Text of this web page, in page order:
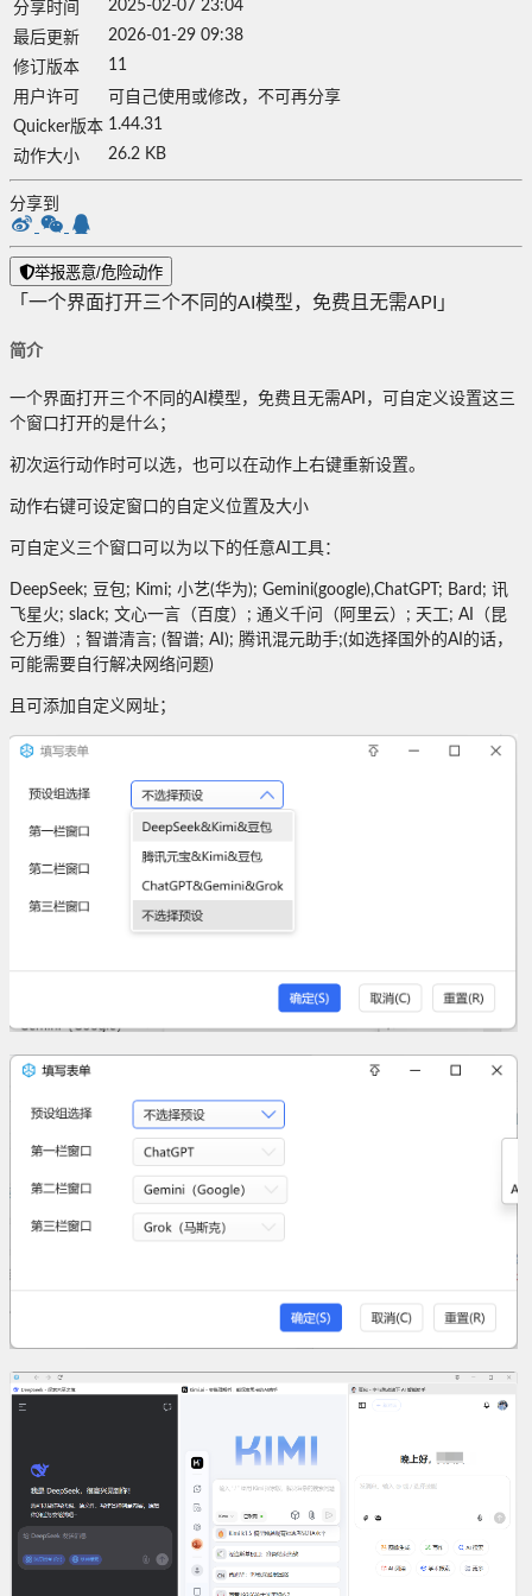
分享时间
2025-02-07 23:04
最后更新
2026-01-29 09:38
修订版本
11
用户许可
可自己使用或修改，不可再分享
Quicker版本 1.44.31
动作大小
26.2 KB
分享到
举报恶意/危险动作
「一个界面打开三个不同的AI模型，免费且无需API」
简介
一个界面打开三个不同的AI模型，免费且无需API，可自定义设置这三
个窗口打开的是什么；
初次运行动作时可以选，也可以在动作上右键重新设置。
动作右键可设定窗口的自定义位置及大小
可自定义三个窗口可以为以下的任意AI工具：
DeepSeek; 豆包; Kimi; 小艺(华为); Gemini(google),ChatGPT; Bard; 讯
飞星火; slack; 文心一言（百度）; 通义千问（阿里云）; 天工; AI（昆
仑万维）; 智谱清言; (智谱; AI); 腾讯混元助手;(如选择国外的AI的话，
可能需要自行解决网络问题)
且可添加自定义网址；